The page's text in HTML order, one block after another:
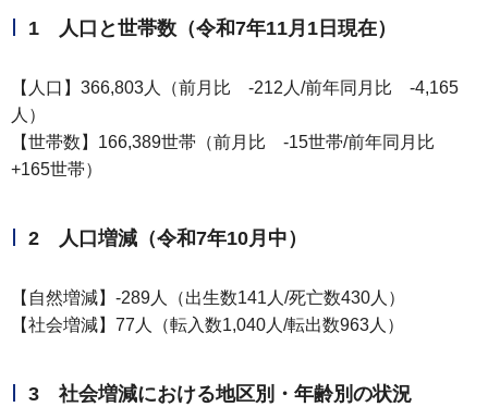
1 人口と世帯数（令和7年11月1日現在）
【人口】366,803人（前月比 -212人/前年同月比 -4,165
人）
【世帯数】166,389世帯（前月比 -15世帯/前年同月比
+165世帯）
2 人口増減（令和7年10月中）
【自然増減】-289人（出生数141人/死亡数430人）
【社会増減】77人（転入数1,040人/転出数963人）
3 社会増減における地区別・年齢別の状況